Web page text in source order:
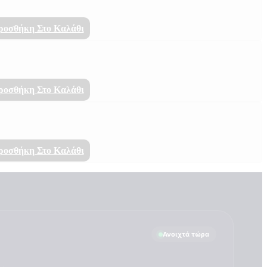
Στο Καλάθι
Στο Καλάθι
Στο Καλάθι
Ανοιχτά τώρα